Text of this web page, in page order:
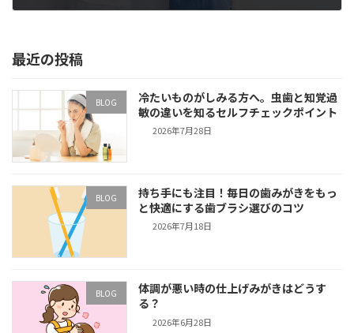
最近の投稿
BLOG
冷たいものがしみる方へ。虫歯と知覚過
敏の違いを知るセルフチェックポイント
2026年7月28日
BLOG
持ち手にも注目！毎日の歯みがきをもっ
と快適にする歯ブラシ選びのコツ
2026年7月18日
BLOG
体調が悪い時の仕上げみがきはどうす
る？
2026年6月28日